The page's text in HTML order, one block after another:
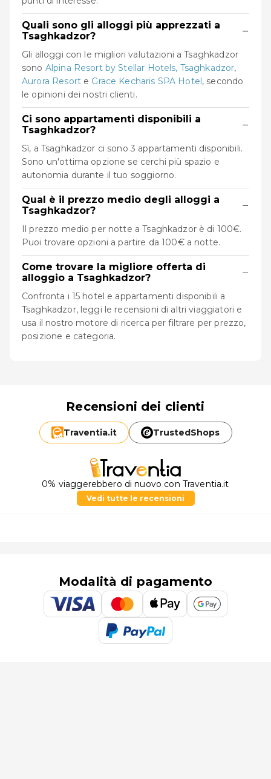
Quali sono gli alloggi più apprezzati a
Tsaghkadzor?
−
Gli alloggi con le migliori valutazioni a Tsaghkadzor
sono Alpina Resort by Stellar Hotels, Tsaghkadzor,
Aurora Resorte Grace Kecharis SPA Hotel, secondo
le opinioni dei nostri clienti.
Ci sono appartamenti disponibili a
Tsaghkadzor?
−
Sì, a Tsaghkadzor ci sono 3 appartamenti disponibili.
Sono un'ottima opzione se cerchi più spazio e
autonomia durante il tuo soggiorno.
Qual è il prezzo medio degli alloggi a
Tsaghkadzor?
−
Il prezzo medio per notte a Tsaghkadzor è di 100€.
Puoi trovare opzioni a partire da 100€ a notte.
Come trovare la migliore offerta di
alloggio a Tsaghkadzor?
−
Confronta i 15 hotel e appartamenti disponibili a
Tsaghkadzor, leggi le recensioni di altri viaggiatori e
usa il nostro motore di ricerca per filtrare per prezzo,
posizione e categoria.
Recensioni dei clienti
Traventia.it TrustedShops
0% viaggerebbero di nuovo con Traventia.it
Vedi tutte le recensioni
Modalità di pagamento